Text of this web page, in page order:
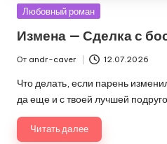
Опубликовано
Любовный роман
Измена — Сделка с
от
От andr-caver 12.07.2026
Что делать, если парень
да еще и с твоей лучшей
Читать далее